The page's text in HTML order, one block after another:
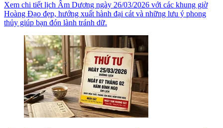
Xem chi tiết lịch Âm Dương ngày 26/03/2026 với các khung giờ
Hoàng Đạo đẹp, hướng xuất hành đại cát và những lưu ý phong
thủy giúp bạn đón lành tránh dữ.